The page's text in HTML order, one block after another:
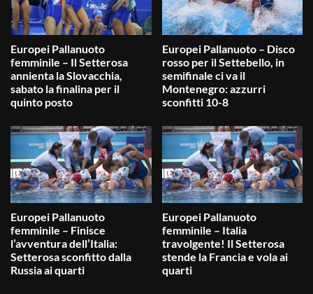
Europei Pallanuoto
femminile – Il Setterosa
annienta la Slovacchia,
sabato la finalina per il
quinto posto
Europei Pallanuoto – Disco
rosso per il Settebello, in
semifinale ci va il
Montenegro: azzurri
sconfitti 10-8
Europei Pallanuoto
femminile – Finisce
l’avventura dell’Italia:
Setterosa sconfitto dalla
Russia ai quarti
Europei Pallanuoto
femminile – Italia
travolgente! Il Setterosa
stende la Francia e vola ai
quarti